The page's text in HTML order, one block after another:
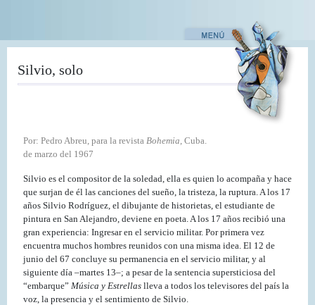
contenido
Silvio, solo
Por: Pedro Abreu, para la revista Bohemia, Cuba.
de marzo del 1967
Silvio es el compositor de la soledad, ella es quien lo acompaña y hace
que surjan de él las canciones del sueño, la tristeza, la ruptura. A los 17
años Silvio Rodríguez, el dibujante de historietas, el estudiante de
pintura en San Alejandro, deviene en poeta. A los 17 años recibió una
gran experiencia: Ingresar en el servicio militar. Por primera vez
encuentra muchos hombres reunidos con una misma idea. El 12 de
junio del 67 concluye su permanencia en el servicio militar, y al
siguiente día –martes 13–; a pesar de la sentencia supersticiosa del
“embarque” Música y Estrellas lleva a todos los televisores del país la
voz, la presencia y el sentimiento de Silvio.